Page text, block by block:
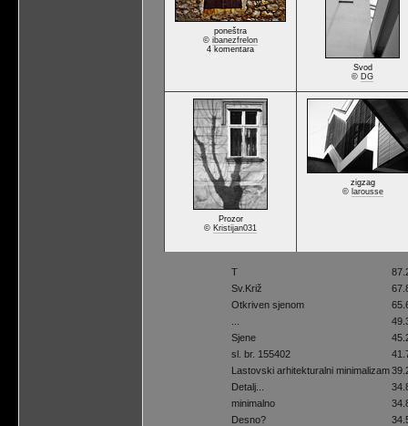
poneštra
© ibanezfrelon
4 komentara
Svod
© DG
Prozor
© Kristijan031
zigzag
© larousse
T
Sv.Križ
Otkriven sjenom
Sjene
sl. br. 155402
Lastovski arhitekturalni minimalizam
Detalj...
minimalno
Desno?